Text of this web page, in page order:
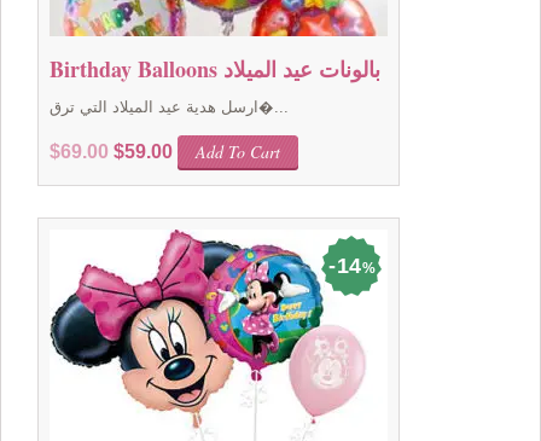
Birthday Balloons بالونات عيد الميلاد
ارسل هدية عيد الميلاد التي ترق�...
$69.00 Original
$69.00.
$59.00Current
price
$59.00.
Add To Cart
14%